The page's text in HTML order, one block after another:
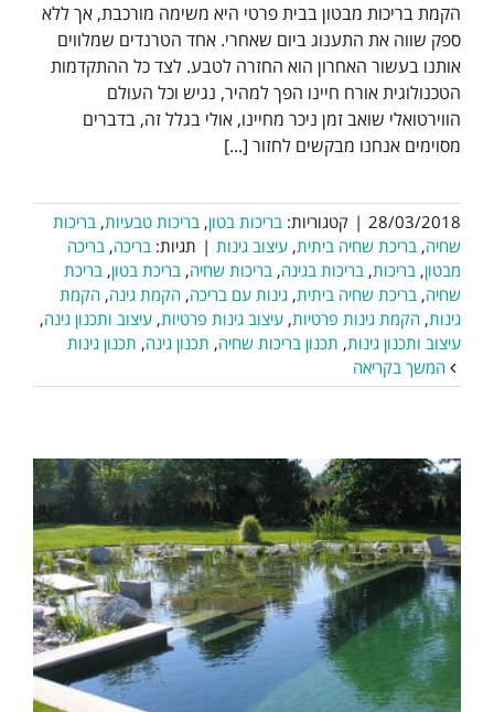
הקמת בריכות מבטון בבית פרטי היא משימה מורכבת, אך ללא
ספק שווה את התענוג ביום שאחרי. אחד הטרנדים שמלווים
אותנו בעשור האחרון הוא החזרה לטבע. לצד כל ההתקדמות
הטכנולוגית אורח חיינו הפך למהיר, נגיש וכל העולם
הווירטואלי שואב זמן ניכר מחיינו, אולי בגלל זה, בדברים
מסוימים אנחנו מבקשים לחזור [...]
28/03/2018
| קטגוריות: בריכות בטון, בריכות טבעיות, בריכות
שחיה, בריכת שחיה ביתית, עיצוב גינות | תגיות: בריכה, בריכה
מבטון, בריכות, בריכות בגינה, בריכות שחיה, בריכת בטון, בריכת
שחיה, בריכת שחיה ביתית, גינות עם בריכה, הקמת גינה, הקמת
גינות, הקמת גינות פרטיות, עיצוב גינות פרטיות, עיצוב ותכנון גינה,
עיצוב ותכנון גינות, תכנון בריכות שחיה, תכנון גינה, תכנון גינות
המשך בקריאה